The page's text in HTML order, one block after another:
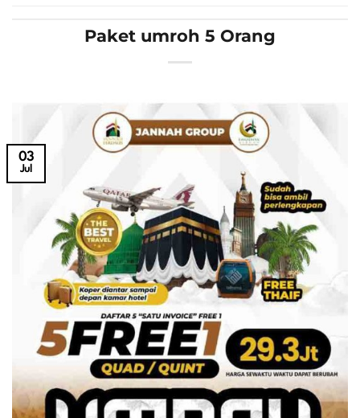
Paket umroh 5 Orang
03
Jul